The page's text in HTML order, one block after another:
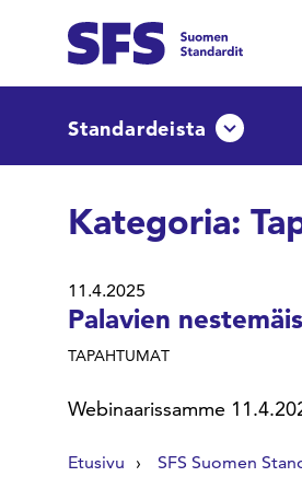
Standardeista Avaa tai
Kategoria:
11.4.2025
Palavien
TAPAHTUMAT
Webinaarissamme
Etusivu SFS Suomen